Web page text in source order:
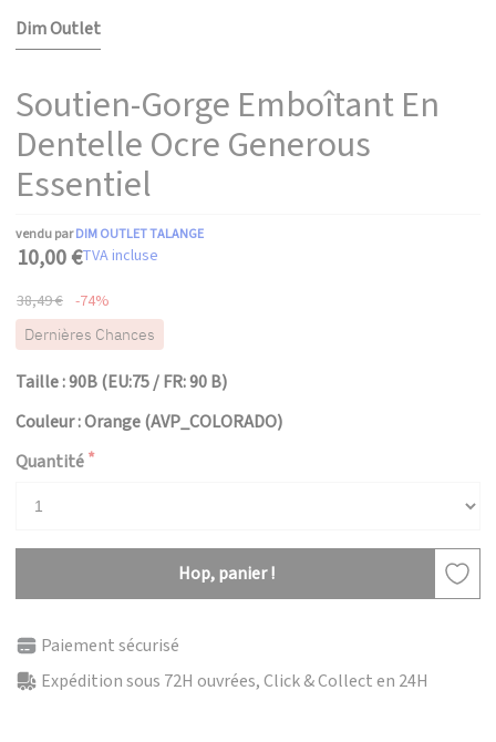
Dim Outlet
Soutien-Gorge Emboîtant En
Dentelle Ocre Generous
Essentiel
vendu parDIM OUTLET TALANGE
10,00 €TVA incluse
38,49 € -74%
Dernières Chances
Taille : 90B (EU:75 / FR: 90 B)
Couleur : Orange (AVP_COLORADO)
Quantité
Hop, panier !
Paiement sécurisé
Expédition sous 72H ouvrées, Click & Collect en 24H